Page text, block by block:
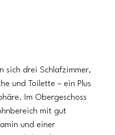
sich drei Schlafzimmer,
und Toilette – ein Plus
Im Obergeschoss
mit gut
und einer